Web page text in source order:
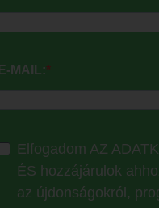
E-MAIL:
Elfogadom AZ
ÉS hozzájárulok
az újdonságokról,